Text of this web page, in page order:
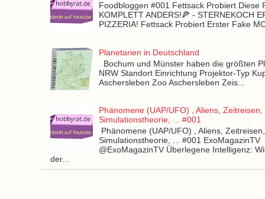
Foodbloggen #001 Fettsack Probiert Diese
KOMPLETT ANDERS!🍕 - STERNEKOCH
PIZZERIA! Fettsack Probiert Erster Fake
Planetarien in Deutschland
Bochum und Münster haben die größten
NRW Standort Einrichtung Projektor-Typ
Aschersleben Zoo Aschersleben Zeis...
Phänomene (UAP/UFO) , Aliens, Zeitreisen,
Simulationstheorie, ... #001
Phänomene (UAP/UFO) , Aliens, Zeitreisen,
Simulationstheorie, ... #001 ExoMagazinTV
@ExoMagazinTV Überlegene Intelligenz:
der...